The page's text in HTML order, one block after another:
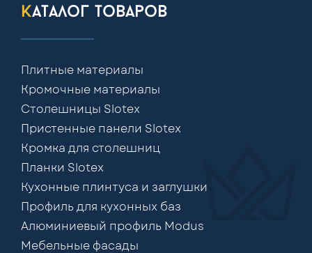
каталог товаров
Плитные материалы
Кромочные материалы
Столешницы Slotex
Пристенные панели Slotex
Кромка для столешниц
Планки Slotex
Кухонные плинтуса и заглушки
Профиль для кухонных баз
Алюминиевый профиль Modus
Мебельные фасады